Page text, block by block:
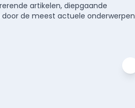
artikelen, diepgaande
de meest actuele onderwerpen